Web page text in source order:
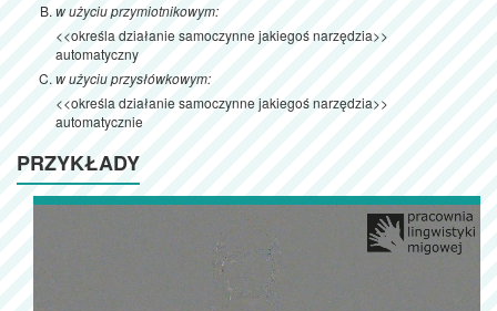
w użyciu przymiotnikowym:
<<określa działanie samoczynne jakiegoś narzędzia>>
automatyczny
w użyciu przysłówkowym:
<<określa działanie samoczynne jakiegoś narzędzia>>
automatycznie
PRZYKŁADY